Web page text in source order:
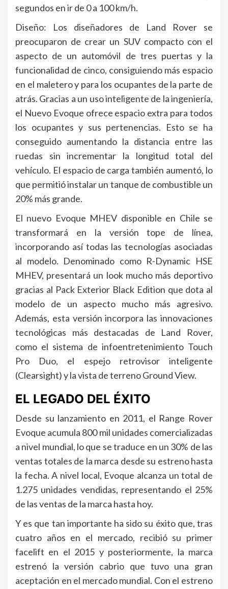
segundos en ir de 0 a 100 km/h.
Diseño: Los diseñadores de Land Rover se
preocuparon de crear un SUV compacto con el
aspecto de un automóvil de tres puertas y la
funcionalidad de cinco, consiguiendo más espacio
en el maletero y para los ocupantes de la parte de
atrás. Gracias a un uso inteligente de la ingeniería,
el Nuevo Evoque ofrece espacio extra para todos
los ocupantes y sus pertenencias. Esto se ha
conseguido aumentando la distancia entre las
ruedas sin incrementar la longitud total del
vehículo. El espacio de carga también aumentó, lo
que permitió instalar un tanque de combustible un
20% más grande.
El nuevo Evoque MHEV disponible en Chile se
transformará en la versión tope de línea,
incorporando así todas las tecnologías asociadas
al modelo. Denominado como R-Dynamic HSE
MHEV, presentará un look mucho más deportivo
gracias al Pack Exterior Black Edition que dota al
modelo de un aspecto mucho más agresivo.
Además, esta versión incorpora las innovaciones
tecnológicas más destacadas de Land Rover,
como el sistema de infoentretenimiento Touch
Pro Duo, el espejo retrovisor inteligente
(Clearsight) y la vista de terreno Ground View.
EL LEGADO DEL ÉXITO
Desde su lanzamiento en 2011, el Range Rover
Evoque acumula 800 mil unidades comercializadas
a nivel mundial, lo que se traduce en un 30% de las
ventas totales de la marca desde su estreno hasta
la fecha. A nivel local, Evoque alcanza un total de
1.275 unidades vendidas, representando el 25%
de las ventas de la marca hasta hoy.
Y es que tan importante ha sido su éxito que, tras
cuatro años en el mercado, recibió su primer
facelift en el 2015 y posteriormente, la marca
estrenó la versión cabrio que tuvo una gran
aceptación en el mercado mundial. Con el estreno